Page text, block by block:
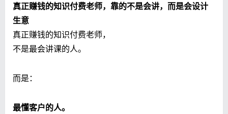
真正赚钱的知识付费老师，靠的不是会讲，而是会设计
生意
真正赚钱的知识付费老师，
不是最会讲课的人。
而是：
最懂客户的人。